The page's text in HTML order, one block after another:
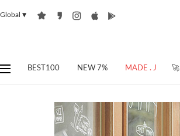
Global ▼
BEST100 NEW 7% MADE . J